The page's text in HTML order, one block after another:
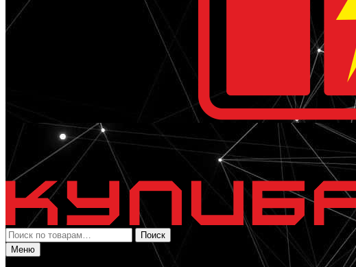
Искать:
Поиск
Меню